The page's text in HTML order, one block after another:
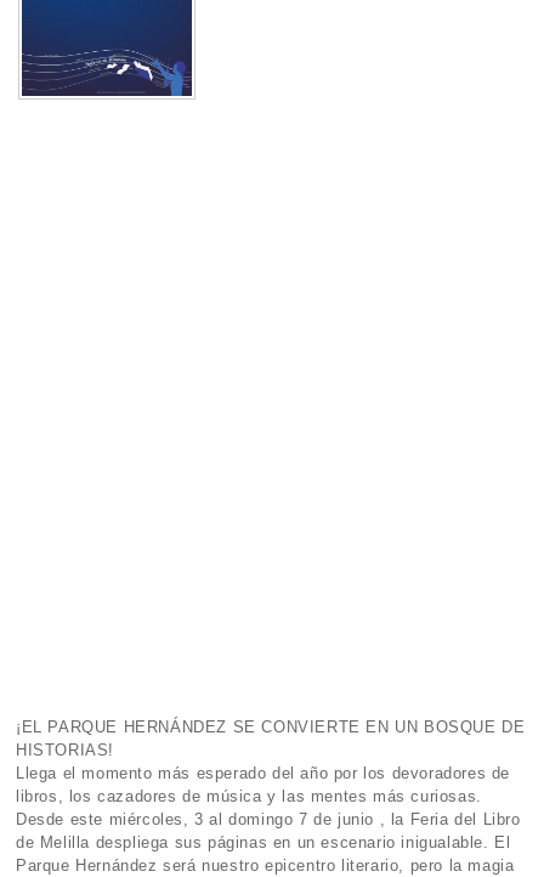
¡EL PARQUE HERNÁNDEZ SE CONVIERTE EN UN BOSQUE DE
HISTORIAS!
Llega el momento más esperado del año por los devoradores de
libros, los cazadores de música y las mentes más curiosas.
Desde este miércoles, 3 al domingo 7 de junio , la Feria del Libro
de Melilla despliega sus páginas en un escenario inigualable. El
Parque Hernández será nuestro epicentro literario, pero la magia